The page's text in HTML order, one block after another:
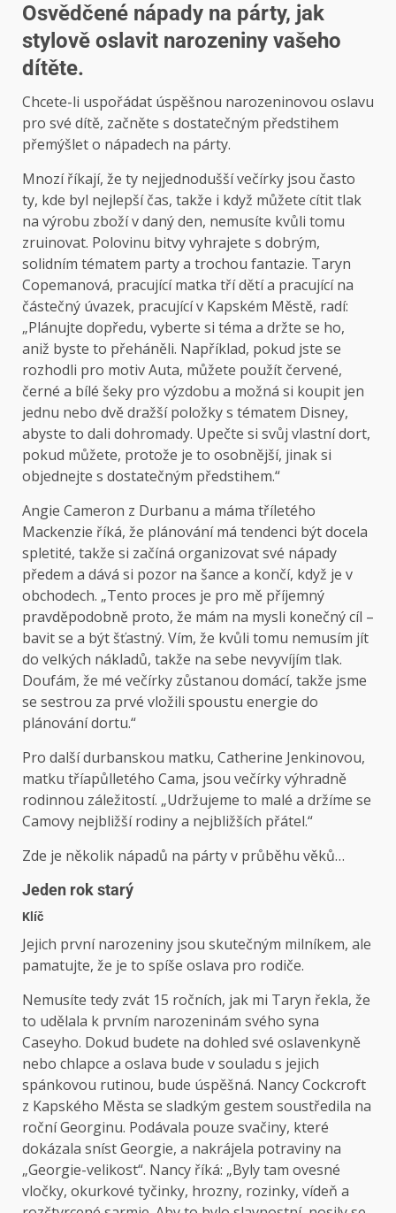
Osvědčené nápady na párty, jak
stylově oslavit narozeniny vašeho
dítěte.
Chcete-li uspořádat úspěšnou narozeninovou oslavu
pro své dítě, začněte s dostatečným předstihem
přemýšlet o nápadech na párty.
Mnozí říkají, že ty nejjednodušší večírky jsou často
ty, kde byl nejlepší čas, takže i když můžete cítit tlak
na výrobu zboží v daný den, nemusíte kvůli tomu
zruinovat. Polovinu bitvy vyhrajete s dobrým,
solidním tématem party a trochou fantazie. Taryn
Copemanová, pracující matka tří dětí a pracující na
částečný úvazek, pracující v Kapském Městě, radí:
„Plánujte dopředu, vyberte si téma a držte se ho,
aniž byste to přeháněli. Například, pokud jste se
rozhodli pro motiv Auta, můžete použít červené,
černé a bílé šeky pro výzdobu a možná si koupit jen
jednu nebo dvě dražší položky s tématem Disney,
abyste to dali dohromady. Upečte si svůj vlastní dort,
pokud můžete, protože je to osobnější, jinak si
objednejte s dostatečným předstihem.“
Angie Cameron z Durbanu a máma tříletého
Mackenzie říká, že plánování má tendenci být docela
spletité, takže si začíná organizovat své nápady
předem a dává si pozor na šance a končí, když je v
obchodech. „Tento proces je pro mě příjemný
pravděpodobně proto, že mám na mysli konečný cíl –
bavit se a být šťastný. Vím, že kvůli tomu nemusím jít
do velkých nákladů, takže na sebe nevyvíjím tlak.
Doufám, že mé večírky zůstanou domácí, takže jsme
se sestrou za prvé vložili spoustu energie do
plánování dortu.“
Pro další durbanskou matku, Catherine Jenkinovou,
matku tříapůlletého Cama, jsou večírky výhradně
rodinnou záležitostí. „Udržujeme to malé a držíme se
Camovy nejbližší rodiny a nejbližších přátel.“
Zde je několik nápadů na párty v průběhu věků…
Jeden rok starý
Klíč
Jejich první narozeniny jsou skutečným milníkem, ale
pamatujte, že je to spíše oslava pro rodiče.
Nemusíte tedy zvát 15 ročních, jak mi Taryn řekla, že
to udělala k prvním narozeninám svého syna
Caseyho. Dokud budete na dohled své oslavenkyně
nebo chlapce a oslava bude v souladu s jejich
spánkovou rutinou, bude úspěšná. Nancy Cockcroft
z Kapského Města se sladkým gestem soustředila na
roční Georginu. Podávala pouze svačiny, které
dokázala sníst Georgie, a nakrájela potraviny na
„Georgie-velikost“. Nancy říká: „Byly tam ovesné
vločky, okurkové tyčinky, hrozny, rozinky, vídeň a